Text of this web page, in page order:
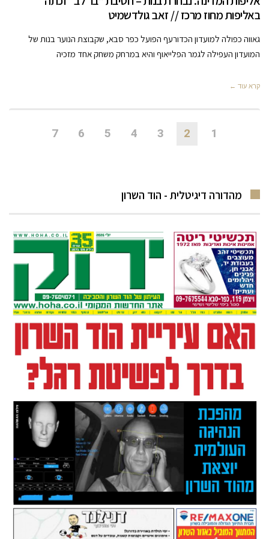
באליפות מחוז מרכז // זאב גולדשמיט
גאווה כפולה למועדון הכדורעף הפועל כפר סבא, שקבוצת הנוער בנות של
המועדון העפילה לגמר הפלייאוף והיא במרחק משחק אחד מזכיה
קרא עוד ←
1
2
3
4
5
6
7
מהדורה דיגיטלית - הוד השרון